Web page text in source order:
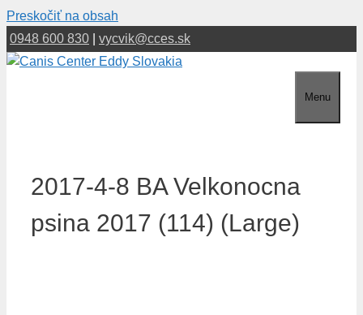
Preskočiť na obsah
0948 600 830
vycvik@cces.sk
Menu
2017-4-8 BA Velkonocna
psina 2017 (114) (Large)